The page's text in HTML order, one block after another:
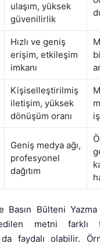
ulaşım, yüksek
güvenilirlik
Hızlı ve geniş
erişim, etkileşim
imkanı
Kişiselleştirilmiş
iletişim, yüksek
dönüşüm oranı
Geniş medya ağı,
profesyonel
dağıtım
Basın Bülteni
metni farklı
da faydalı olabilir.